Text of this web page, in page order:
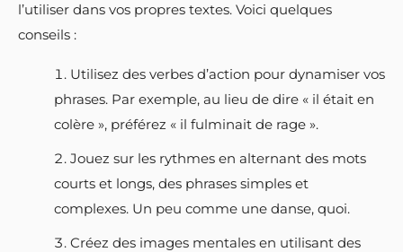
l’utiliser dans vos propres textes. Voici quelques
conseils :
Utilisez des verbes d’action pour dynamiser vos
phrases. Par exemple, au lieu de dire « il était en
colère », préférez « il fulminait de rage ».
Jouez sur les rythmes en alternant des mots
courts et longs, des phrases simples et
complexes. Un peu comme une danse, quoi.
Créez des images mentales en utilisant des